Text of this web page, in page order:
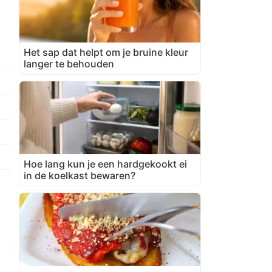
Het sap dat helpt om je bruine kleur
langer te behouden
Hoe lang kun je een hardgekookt ei
in de koelkast bewaren?